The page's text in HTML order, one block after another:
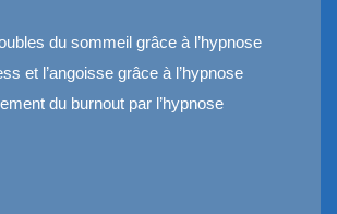
du sommeil grâce à l’hypnose
et l’angoisse grâce à l’hypnose
du burnout par l’hypnose